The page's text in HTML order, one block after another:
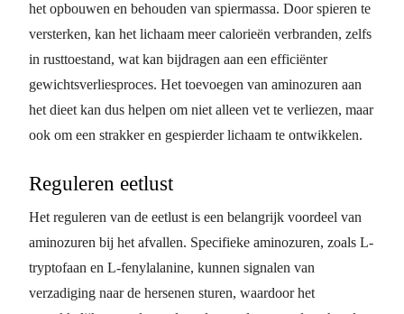
het opbouwen en behouden van spiermassa. Door spieren te
versterken, kan het lichaam meer calorieën verbranden, zelfs
in rusttoestand, wat kan bijdragen aan een efficiënter
gewichtsverliesproces. Het toevoegen van aminozuren aan
het dieet kan dus helpen om niet alleen vet te verliezen, maar
ook om een strakker en gespierder lichaam te ontwikkelen.
Reguleren eetlust
Het reguleren van de eetlust is een belangrijk voordeel van
aminozuren bij het afvallen. Specifieke aminozuren, zoals L-
tryptofaan en L-fenylalanine, kunnen signalen van
verzadiging naar de hersenen sturen, waardoor het